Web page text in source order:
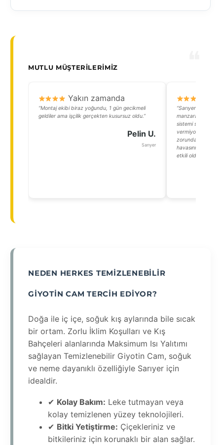
MUTLU MÜŞTERILERIMIZ
Yakın zamanda
“Montaj ekibi biraz yoğundu, 1 gün gecikmeli
geldiler ama işçilik gerçekten kusursuz oldu.”
Pelin U.
Sarıyer
“Sarıyerdeki yalı
manzarası benim
sistemi
vermiyorum hem
zorunda
havasının
etkili olduğunu
NEDEN HERKES TEMIZLENEBILIR
GIYOTIN CAM TERCIH EDIYOR?
Doğa ile iç içe, soğuk kış aylarında bile sıcak
bir ortam. Zorlu İklim Koşulları ve Kış
Bahçeleri alanlarında Maksimum Isı Yalıtımı
sağlayan Temizlenebilir Giyotin Cam, soğuk
ve neme dayanıklı özelliğiyle Sarıyer için
idealdir.
✔ Kolay Bakım: Leke tutmayan veya
kolay temizlenen yüzey teknolojileri.
✔ Bitki Yetiştirme: Çiçekleriniz ve
bitkileriniz için korunaklı bir alan sağlar.